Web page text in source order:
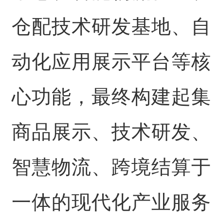
仓配技术研发基地、自
动化应用展示平台等核
心功能，最终构建起集
商品展示、技术研发、
智慧物流、跨境结算于
一体的现代化产业服务